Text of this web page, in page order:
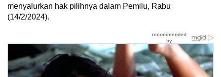
menyalurkan hak pilihnya dalam Pemilu, Rabu
(14/2/2024).